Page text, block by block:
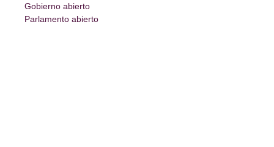
Gobierno abierto
Parlamento abierto